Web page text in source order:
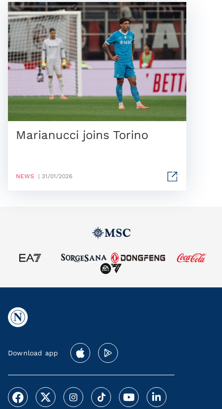
Marianucci joins Torino
NEWS | 31/01/2026
Download app